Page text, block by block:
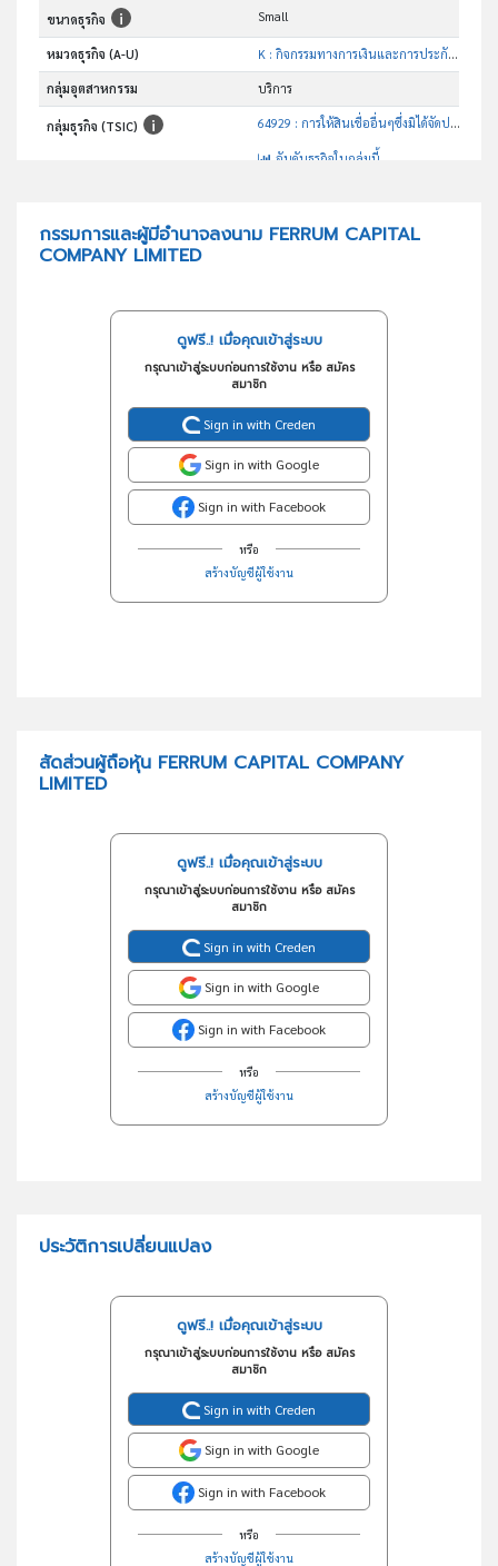
ขนาดธุรกิจ Small
หมวดธุรกิจ (A-U) K : กิจกรรมทางการเงินและการประกันภัย
กลุ่มอุตสาหกรรม บริการ
กลุ่มธุรกิจ (TSIC) 64929 : การให้สินเชื่ออื่นๆซึ่งมิได้จัดประเภทไว้ในที่อื่น
อันดับธุรกิจในกลุ่มนี้
กรรมการและผู้มีอำนาจลงนาม FERRUM CAPITAL
COMPANY LIMITED
ดูฟรี..! เมื่อคุณเข้าสู่ระบบ
กรุณาเข้าสู่ระบบก่อนการใช้งาน หรือ สมัคร
สมาชิก
Sign in with Creden
Sign in with Google
Sign in with Facebook
หรือ
สร้างบัญชีผู้ใช้งาน
สัดส่วนผู้ถือหุ้น FERRUM CAPITAL COMPANY
LIMITED
ดูฟรี..! เมื่อคุณเข้าสู่ระบบ
กรุณาเข้าสู่ระบบก่อนการใช้งาน หรือ สมัคร
สมาชิก
Sign in with Creden
Sign in with Google
Sign in with Facebook
หรือ
สร้างบัญชีผู้ใช้งาน
ประวัติการเปลี่ยนแปลง
ดูฟรี..! เมื่อคุณเข้าสู่ระบบ
กรุณาเข้าสู่ระบบก่อนการใช้งาน หรือ สมัคร
สมาชิก
Sign in with Creden
Sign in with Google
Sign in with Facebook
หรือ
สร้างบัญชีผู้ใช้งาน